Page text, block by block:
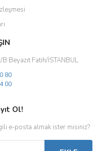
Beyazıt Fatih/İSTANBUL
80
00
Ol!
e-posta almak ister misiniz?